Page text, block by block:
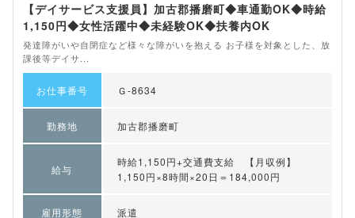
【デイサービス支援員】加古郡播磨町◆車通勤OK◆時給
1,150円◆女性活躍中◆未経験OK◆扶養内OK
発達障がいや自閉症など様々な障がいを抱える お子様を対象とした、放
課後等デイサ...
お仕事番号 Ｇ-8634
勤務地 加古郡播磨町
給与
時給1,150円+交通費支給 【月収例】
1,150円×8時間×20日＝184,000円
雇用形態 派遣